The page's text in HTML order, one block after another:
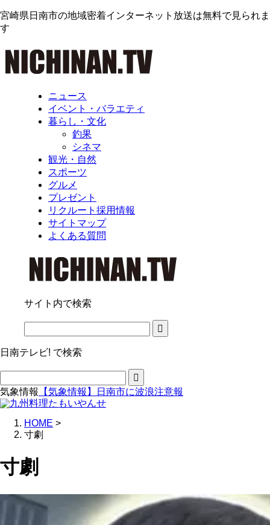
宮崎県日南市の地域密着インターネット放送は無料で見られま
す
ニュース
イベント・バラエティ
暮らし・文化
釣果
シネマ
観光・自然
スポーツ
グルメ
プレゼント
リクルート採用情報
サイトマップ
よくある質問
サイト内で検索
日南テレビ! で検索
気象情報 【気象情報】日南市に波浪注意報
HOME >
寸劇
寸劇